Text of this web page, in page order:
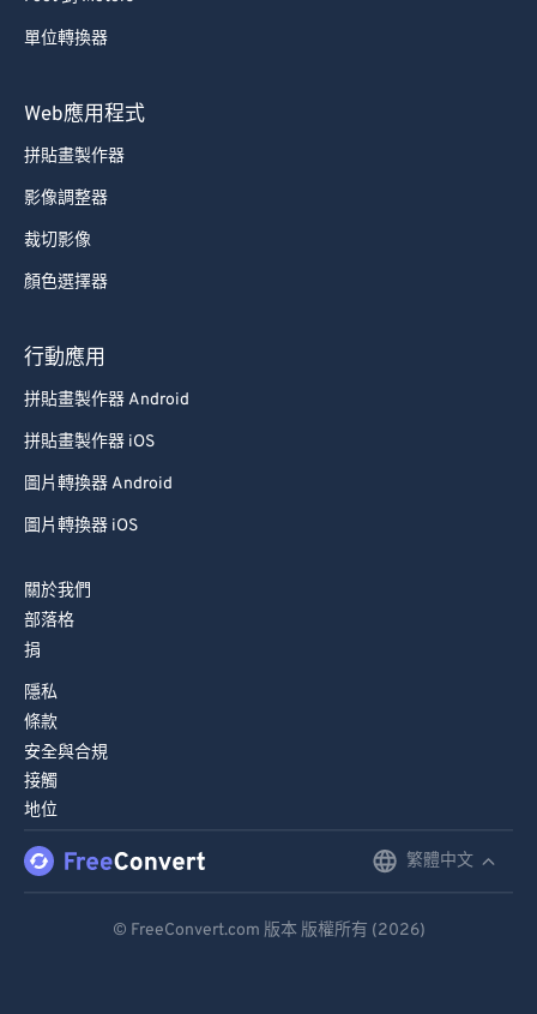
單位轉換器
Web應用程式
拼貼畫製作器
影像調整器
裁切影像
顏色選擇器
行動應用
拼貼畫製作器 Android
拼貼畫製作器 iOS
圖片轉換器 Android
圖片轉換器 iOS
關於我們
部落格
捐
隱私
條款
安全與合規
接觸
地位
繁體中文
© FreeConvert.com 版本 版權所有 (2026)